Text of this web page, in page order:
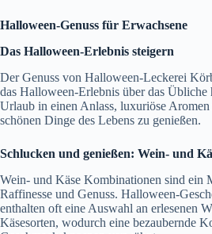
Halloween-Genuss für Erwachsene
Das Halloween-Erlebnis steigern
Der Genuss von Halloween-Leckerei
das Halloween-Erlebnis über das Übliche
Urlaub in einen Anlass, luxuriöse
schönen Dinge des Lebens zu genießen.
Schlucken und genießen: Wein- und
Wein- und Käse Kombinationen sind ein
Raffinesse und Genuss. Halloween-
enthalten oft eine Auswahl an erlesenen
Käsesorten, wodurch eine bezaubernde